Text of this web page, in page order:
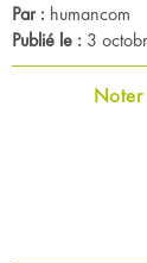
Par : humancom
Publié le : 3
Noter